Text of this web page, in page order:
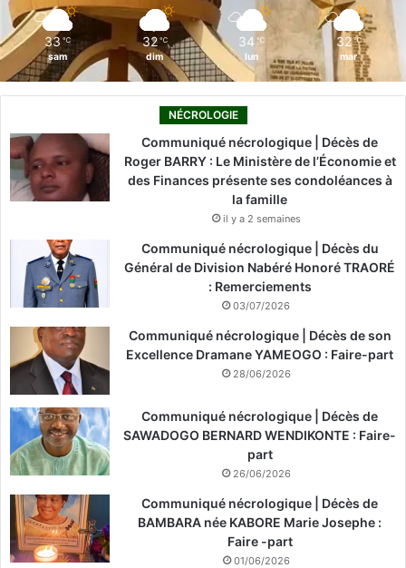
33 ℃
sam
32 ℃
dim
34 ℃
lun
32 ℃
mar
NÉCROLOGIE
Communiqué nécrologique | Décès de
Roger BARRY : Le Ministère de l’Économie et
des Finances présente ses condoléances à
la famille
il y a 2 semaines
Communiqué nécrologique | Décès du
Général de Division Nabéré Honoré TRAORÉ
: Remerciements
03/07/2026
Communiqué nécrologique | Décès de son
Excellence Dramane YAMEOGO : Faire-part
28/06/2026
Communiqué nécrologique | Décès de
SAWADOGO BERNARD WENDIKONTE : Faire-
part
26/06/2026
Communiqué nécrologique | Décès de
BAMBARA née KABORE Marie Josephe :
Faire -part
01/06/2026